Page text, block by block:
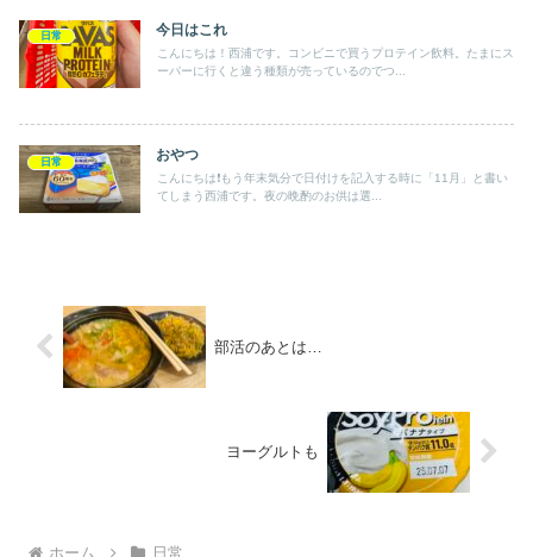
日常 今日はこれ
こんにちは！西浦です。コンビニで買うプロテイン飲料。たまにス
ーパーに行くと違う種類が売っているのでつ...
日常 おやつ
こんにちは❗️もう年末気分で日付けを記入する時に「11月」と書い
てしまう西浦です。夜の晩酌のお供は選...
部活のあとは…
ヨーグルトも
ホーム 日常